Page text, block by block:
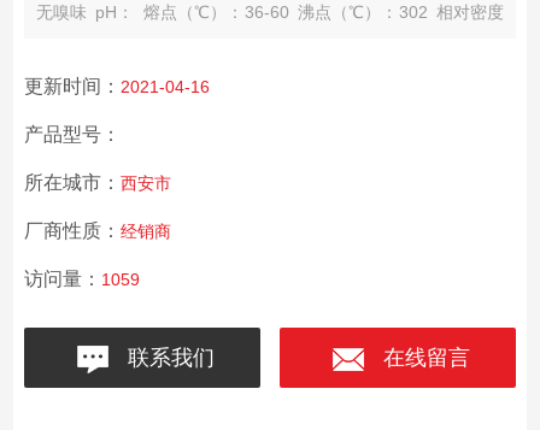
无嗅味 pH： 熔点（℃）：36-60 沸点（℃）：302 相对密度
（℃）：无资料 临界压力（MPa）：无资料 辛醇/水分配系数
的对数值：6
更新时间： 2021-04-16
产品型号：
所在城市： 西安市
厂商性质： 经销商
访问量： 1059
联系我们 在线留言